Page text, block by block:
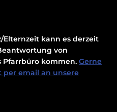
kann es derzeit
von
Pfarrbüro kommen. Gerne
per email an unsere